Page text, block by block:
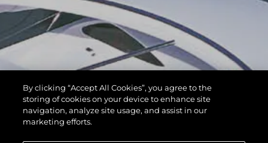
By clicking “Accept All Cookies”, you agree to the
storing of cookies on your device to enhance site
navigation, analyze site usage, and assist in our
marketing efforts.